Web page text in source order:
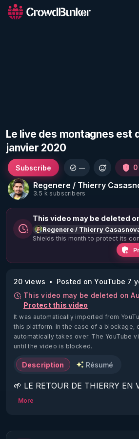
Le live des montagnes est
janvier 2020
Regenere / Thierry
3.5 k subscribers
Subscribe — 0
This video may be deleted
Regenere / Thierry
Shields this month to protect its
20 views
Posted on YouTube 7
This video may be deleted on
Protect this video
It was automatically imported from
this platform. In the case of a blockage,
automatically takes over. The YouTube
until the video is blocked.
Description Résumé
🌱 LE RETOUR DE THIERRY EN
2022)!
https://www.rgnr.fr/
More